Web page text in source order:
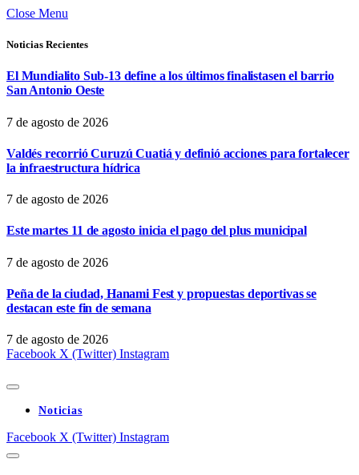
Close Menu
Noticias Recientes
El Mundialito Sub-13 define a los últimos finalistasen el barrio
San Antonio Oeste
7 de agosto de 2026
Valdés recorrió Curuzú Cuatiá y definió acciones para fortalecer
la infraestructura hídrica
7 de agosto de 2026
Este martes 11 de agosto inicia el pago del plus municipal
7 de agosto de 2026
Peña de la ciudad, Hanami Fest y propuestas deportivas se
destacan este fin de semana
7 de agosto de 2026
Facebook X (Twitter) Instagram
Noticias
Facebook X (Twitter) Instagram